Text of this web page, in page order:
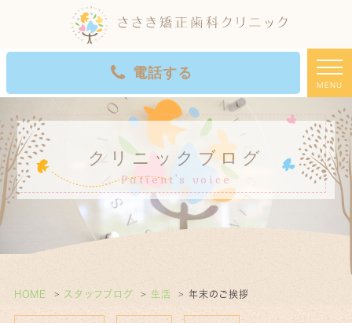
電話する
初診WEB予約
MENU
クリニックブログ
Patient's voice
HOME スタッフブログ 生活 年末のご挨拶